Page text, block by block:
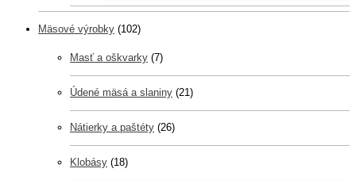
Mäsové výrobky (102)
Masť a oškvarky (7)
Údené mäsá a slaniny (21)
Nátierky a paštéty (26)
Klobásy (18)